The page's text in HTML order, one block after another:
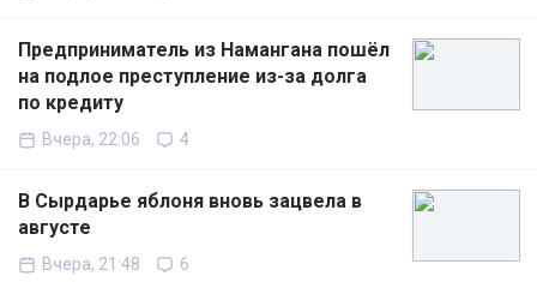
Предприниматель из Намангана пошёл
на подлое преступление из-за долга
по кредиту
Вчера, 22:06 4
В Сырдарье яблоня вновь зацвела в
августе
Вчера, 21:48 6